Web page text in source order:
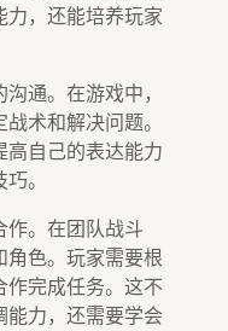
力，还能培养玩家
通。在游戏中，
术和解决问题。
高自己的表达能力
。
作。在团队战斗
角色。玩家需要根
作完成任务。这不
能力，还需要学会